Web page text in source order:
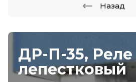
ДР-П-35, Реле
лепестковый
Назад